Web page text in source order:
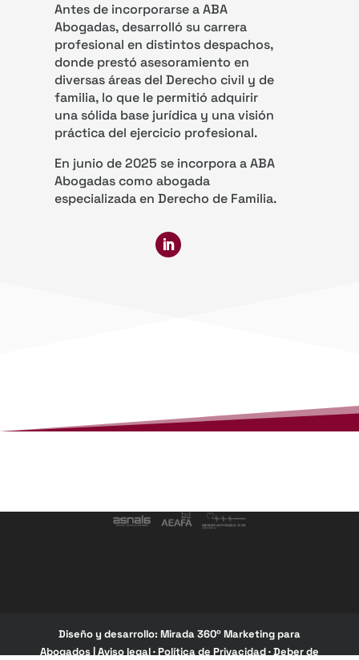
Antes de incorporarse a ABA
Abogadas, desarrolló su carrera
profesional en distintos despachos,
donde prestó asesoramiento en
diversas áreas del Derecho civil y de
familia, lo que le permitió adquirir
una sólida base jurídica y una visión
práctica del ejercicio profesional.
En junio de 2025 se incorpora a ABA
Abogadas como abogada
especializada en Derecho de Familia.
Diseño y desarrollo: Mirada 360º Marketing para
Abogados |Aviso legal·Política de Privacidad·Deber de